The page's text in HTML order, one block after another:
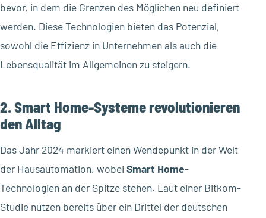
bevor, in dem die Grenzen des Möglichen neu definiert
werden. Diese Technologien bieten das Potenzial,
sowohl die Effizienz in Unternehmen als auch die
Lebensqualität im Allgemeinen zu steigern.
2. Smart Home-Systeme revolutionieren
den Alltag
Das Jahr 2024 markiert einen Wendepunkt in der Welt
der Hausautomation, wobei Smart Home-
Technologien an der Spitze stehen. Laut einer Bitkom-
Studie nutzen bereits über ein Drittel der deutschen